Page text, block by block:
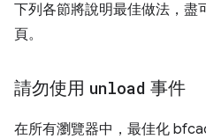
下列各節將說明最佳做法，盡
頁。
請勿使用 unload 事件
在所有瀏覽器中，最佳化